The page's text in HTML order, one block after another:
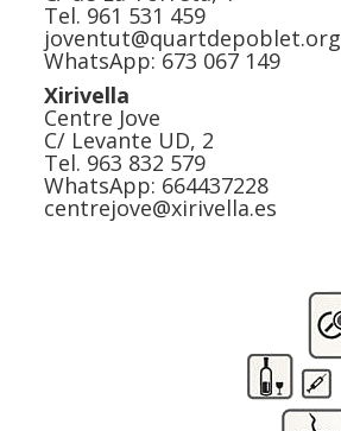
Tel. 961 531 459
joventut@quartdepoblet.org
WhatsApp: 673 067 149
Xirivella
Centre Jove
C/ Levante UD, 2
Tel. 963 832 579
WhatsApp: 664437228
centrejove@xirivella.es